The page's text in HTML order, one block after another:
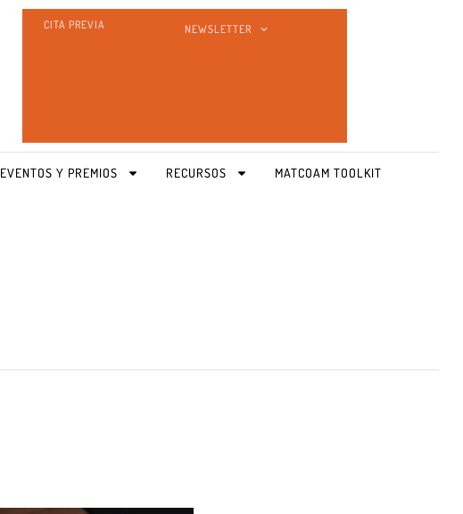
CITA PREVIA NEWSLETTER
EVENTOS Y PREMIOS RECURSOS MATCOAM TOOLKIT